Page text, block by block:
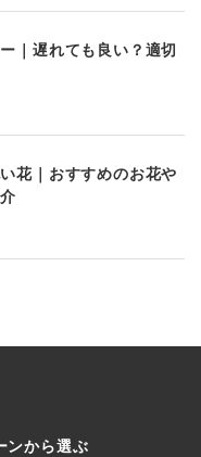
｜遅れても良い？適切
花｜おすすめのお花や
ンから選ぶ